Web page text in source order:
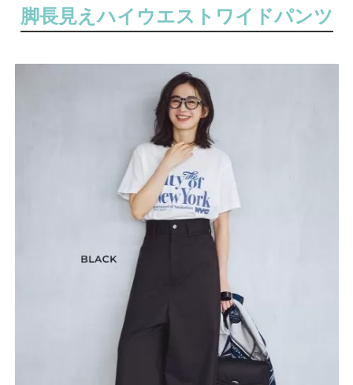
脚長見えハイウエストワイドパンツ